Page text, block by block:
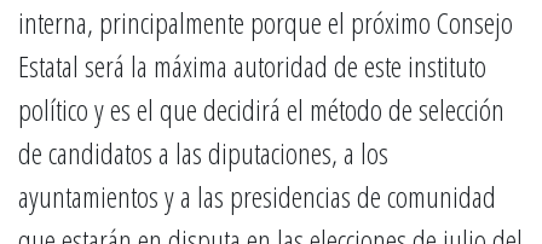
interna, principalmente porque el próximo Consejo
Estatal será la máxima autoridad de este instituto
político y es el que decidirá el método de selección
de candidatos a las diputaciones, a los
ayuntamientos y a las presidencias de comunidad